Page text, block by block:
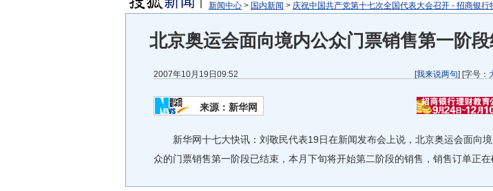
新闻中心 > 国内新闻 > 庆祝中国共产党第十七次全国代表大会召开 - 招商银行
北京奥运会面向境内公众门票销售第一阶
2007年10月19日09:52 [我来说两句] [字号：
来源：新华网
新华网十七大快讯：刘敬民代表19日在新闻发布会上说，北京奥运会面向
众的门票销售第一阶段已结束，本月下旬将开始第二阶段的销售，销售订单正在